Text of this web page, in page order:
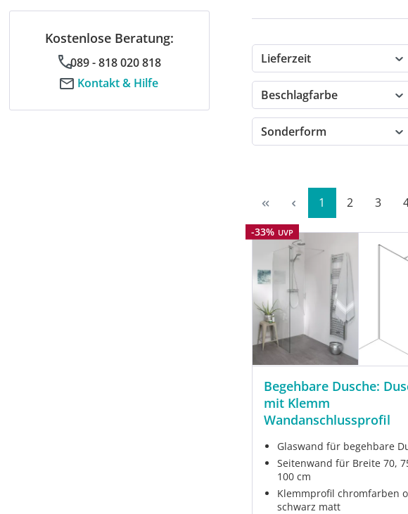
Kostenlose Beratung:
089 - 818 020 818
Kontakt & Hilfe
Lieferzeit
Beschlagfarbe
Sonderform
Seite
1 Seite
2 Seite
3
Rabatt
-33% UVP
Begehbare Dusche:
mit Klemm
Wandanschlussprofil
Glaswand für begehbare
Seitenwand für Breite 70,
100 cm
Klemmprofil chromfarben
schwarz matt